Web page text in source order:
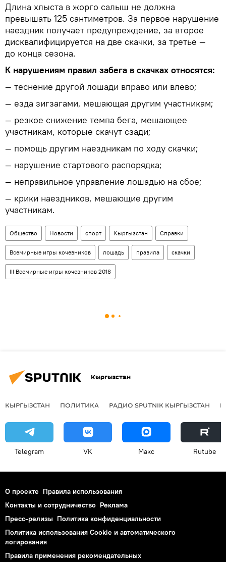
Длина хлыста в жорго салыш не должна
превышать 125 сантиметров. За первое нарушение
наездник получает предупреждение, за второе
дисквалифицируется на две скачки, за третье —
до конца сезона.
К нарушениям правил забега в скачках относятся:
— теснение другой лошади вправо или влево;
— езда зигзагами, мешающая другим участникам;
— резкое снижение темпа бега, мешающее
участникам, которые скачут сзади;
— помощь другим наездникам по ходу скачки;
— нарушение стартового распорядка;
— неправильное управление лошадью на сбое;
— крики наездников, мешающие другим
участникам.
Общество Новости спорт Кыргызстан Справки
Всемирные игры кочевников лошадь правила скачки
III Всемирные игры кочевников 2018
Кыргызстан
КЫРГЫЗСТАН ПОЛИТИКА РАДИО SPUTNIK КЫРГЫЗСТАН
Telegram VK Макс Rutube
О проекте Правила использования
Контакты и сотрудничество Реклама
Пресс-релизы Политика конфиденциальности
Политика использования Cookie и автоматического
логирования
Правила применения рекомендательных